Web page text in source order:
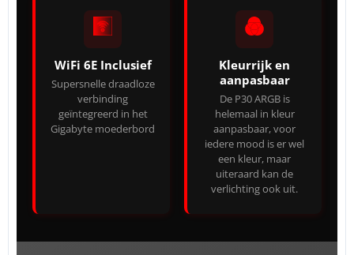
WiFi 6E Inclusief
Supersnelle draadloze
verbinding
geïntegreerd in het
Gigabyte moederbord
Kleurrijk en
aanpasbaar
De P30 ARGB is
helemaal in kleur
aanpasbaar, voor
iedere mood is er wel
een kleur, maar
uiteraard kan de
verlichting ook uit.